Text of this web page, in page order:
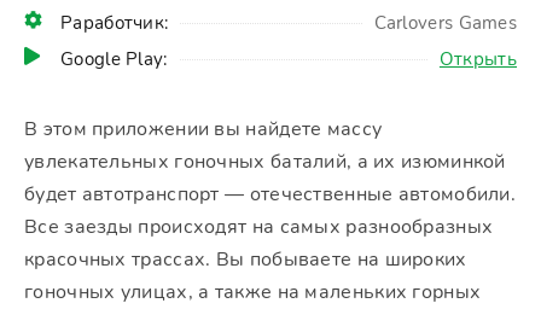
Раработчик:
Carlovers Games
Google Play:
Открыть
В этом приложении вы найдете массу
увлекательных гоночных баталий, а их изюминкой
будет автотранспорт — отечественные автомобили.
Все заезды происходят на самых разнообразных
красочных трассах. Вы побываете на широких
гоночных улицах, а также на маленьких горных